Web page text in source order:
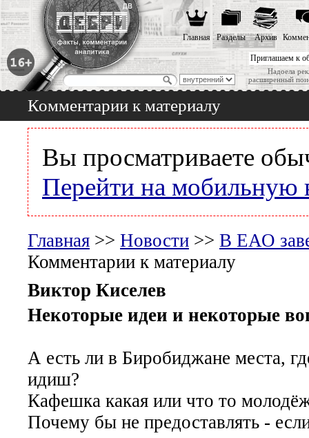
Приглашаем к
Надоела
расширенный
Главная Разделы Архив
Комментарии к материалу
Вы просматриваете
Перейти на мобильную
Главная >> Новости >> В ЕАО
Комментарии к материалу
Виктор Киселев
Некоторые идеи и некоторые
А есть ли в Биробиджане места,
идиш?
Кафешка какая или что то
Почему бы не предоставлять -